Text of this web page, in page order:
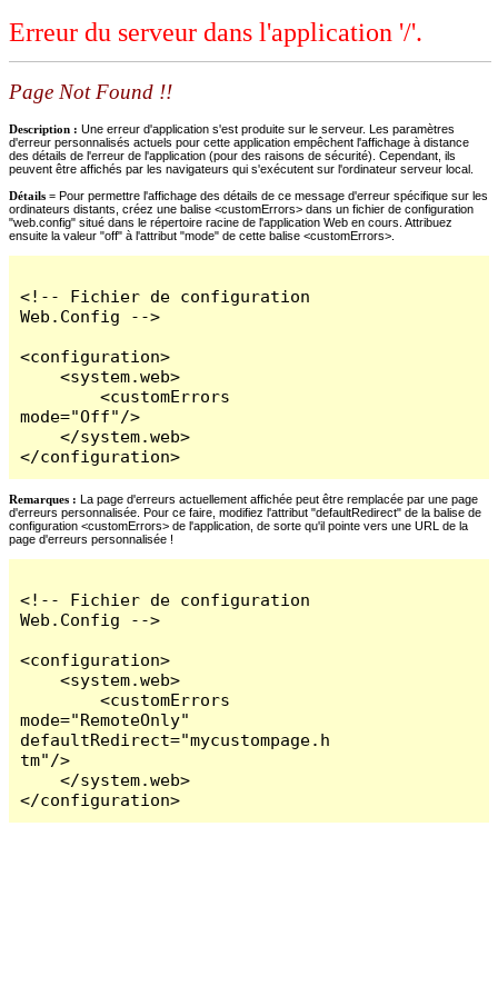
Erreur du serveur dans l'application '/'.
Page Not Found !!
Description : Une erreur d'application s'est produite sur le serveur. Les paramètres
d'erreur personnalisés actuels pour cette application empêchent l'affichage à distance
des détails de l'erreur de l'application (pour des raisons de sécurité). Cependant, ils
peuvent être affichés par les navigateurs qui s'exécutent sur l'ordinateur serveur local.
Détails = Pour permettre l'affichage des détails de ce message d'erreur spécifique sur les
ordinateurs distants, créez une balise <customErrors> dans un fichier de configuration
"web.config" situé dans le répertoire racine de l'application Web en cours. Attribuez
ensuite la valeur "off" à l'attribut "mode" de cette balise <customErrors>.
<!-- Fichier de configuration
Web.Config -->
<configuration>
    <system.web>
        <customErrors
mode="Off"/>
    </system.web>
</configuration>
Remarques : La page d'erreurs actuellement affichée peut être remplacée par une page
d'erreurs personnalisée. Pour ce faire, modifiez l'attribut "defaultRedirect" de la balise de
configuration <customErrors> de l'application, de sorte qu'il pointe vers une URL de la
page d'erreurs personnalisée !
<!-- Fichier de configuration
Web.Config -->
<configuration>
    <system.web>
        <customErrors
mode="RemoteOnly"
defaultRedirect="mycustompage.h
tm"/>
    </system.web>
</configuration>